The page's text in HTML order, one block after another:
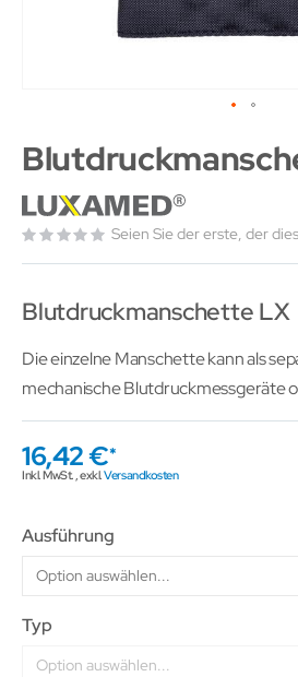
Seien Sie der erste, der
Blutdruckmanschette LX
Die einzelne Manschette kann als
mechanische Blutdruckmessgeräte
16,42 €
Inkl. MwSt. ,exkl.Versandkosten
Ausführung
Typ